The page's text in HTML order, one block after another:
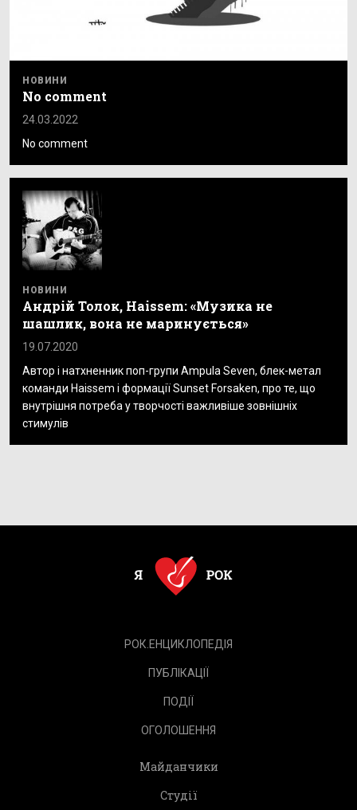
НОВИНИ
No comment
24.03.2022
No comment
НОВИНИ
Андрій Толок, Haissem: «Музика не
шашлик, вона не маринується»
19.07.2020
Автор і натхненник поп-групи Ampula Seven, блек-метал
команди Haissem і формації Sunset Forsaken, про те, що
внутрішня потреба у творчості важливіше зовнішніх
стимулів
РОК.ЕНЦИКЛОПЕДІЯ
ПУБЛІКАЦІЇ
ПОДІЇ
ОГОЛОШЕННЯ
Майданчики
Студії